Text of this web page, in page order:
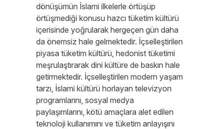
dönüşümün İslami ilkelerle örtüşüp
örtüşmediği konusu hazcı tüketim kültürü
içerisinde yoğrularak hergeçen gün daha
da önemsiz hale gelmektedir. İçselleştirilen
piyasa tüketim kültürü, hedonist tüketimi
meşrulaştırarak dini kültüre de baskın hale
getirmektedir. İçselleştirilen modern yaşam
tarzı, İslami kültürü horlayan televizyon
programlarını, sosyal medya
paylaşımlarını, kötü amaçlara alet edilen
teknoloji kullanımını ve tüketim anlayışını